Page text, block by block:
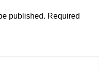
published. Required